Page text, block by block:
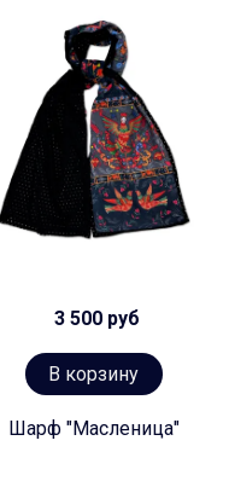
3 500 руб
В корзину
Шарф "Масленица"